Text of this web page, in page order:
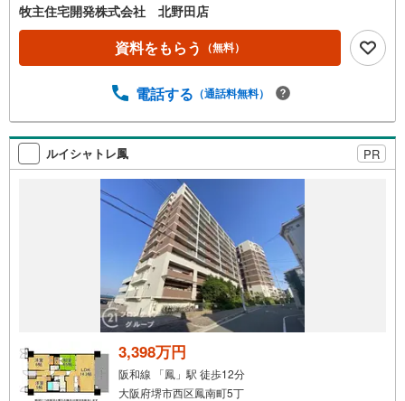
牧主住宅開発株式会社 北野田店
資料をもらう （無料）
電話する （通話料無料）
ルイシャトレ鳳 PR
3,398万円
阪和線 「鳳」駅 徒歩12分
大阪府堺市西区鳳南町5丁